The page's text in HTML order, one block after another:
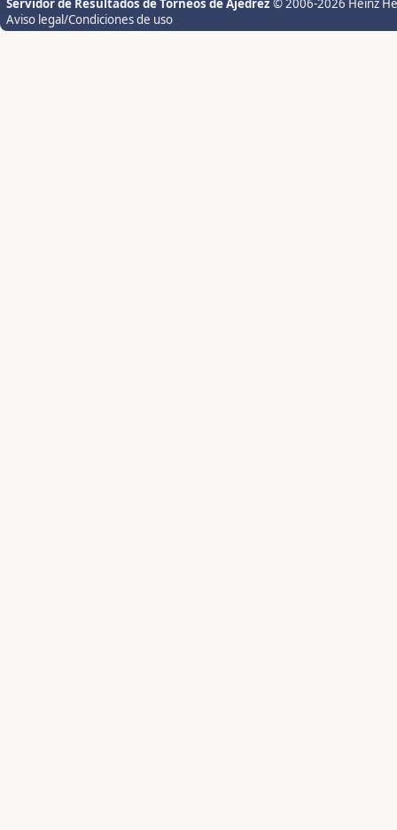
Servidor de Resultados de Torneos de Ajedrez © 2006-2026 Heinz
Aviso legal/Condiciones de uso